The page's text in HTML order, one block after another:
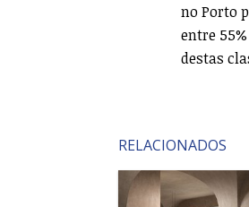
no Porto
entre
destas
RELACIONADOS